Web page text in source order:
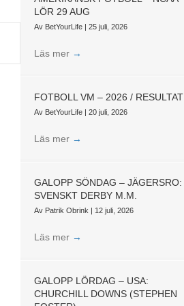
LÖR 29 AUG
Av BetYourLife |25 juli, 2026
Läs mer →
FOTBOLL VM – 2026 / RESULTAT
Av BetYourLife |20 juli, 2026
Läs mer →
GALOPP SÖNDAG – JÄGERSRO:
SVENSKT DERBY M.M.
Av Patrik Obrink | 12 juli, 2026
Läs mer →
GALOPP LÖRDAG – USA:
CHURCHILL DOWNS (STEPHEN